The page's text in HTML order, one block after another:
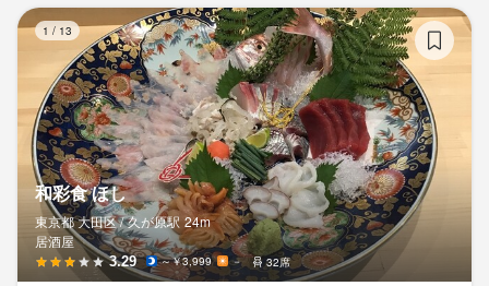
1 / 13
和彩食 ほし
東京都 大田区 / 久が原駅 24m
居酒屋
3.29 ～￥3,999 － 32席
私たちが目指すのは、
飲食を通じて、元気、活力を提供し、
地域の方々に貢献すること！
当たり前ですがその”地域の方々”には
お客様やお取引先だけではなく、
大切な従業員たちも含んでいます。
たとえば、失恋して傷心したときは
たっぷり休んでほしいし(笑)、
年4回の昇給に向けて